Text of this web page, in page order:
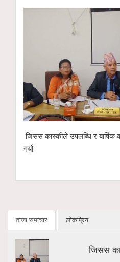
कार्ययोजना सार्बजनिकभूमिगत
ताजा समाचार लोकप्रिय
जिसस